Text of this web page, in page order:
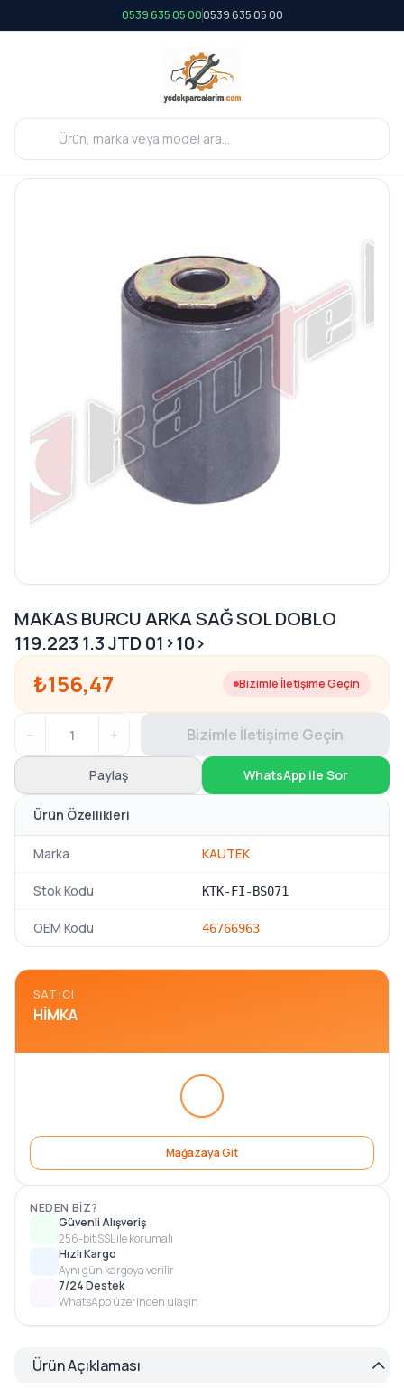
0539 635 05 000539 635 05 00
MAKAS BURCU ARKA SAĞ SOL DOBLO
119.223 1.3 JTD 01>10>
₺156,47 Bizimle İletişime Geçin
− + Bizimle İletişime Geçin
Paylaş WhatsApp ile Sor
Ürün Özellikleri
Marka KAUTEK
Stok Kodu KTK-FI-BS071
OEM Kodu 46766963
SATICI
HIMKA
Mağazaya Git
NEDEN BIZ?
Güvenli Alışveriş
256-bit SSL ile korumalı
Hızlı Kargo
Aynı gün kargoya verilir
7/24 Destek
WhatsApp üzerinden ulaşın
Ürün Açıklaması